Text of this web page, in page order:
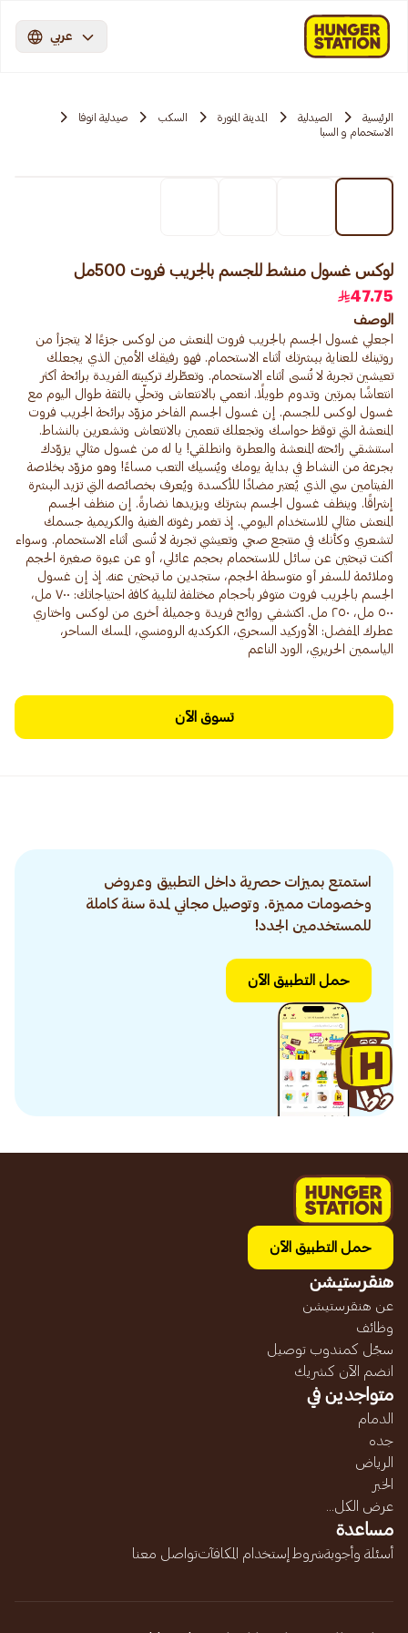
عربي
الرئيسية الصيدلية المدينة المنورة السكب
صيدلية انوفا
الاستحمام و السبا
لوكس غسول منشط للجسم بالجريب فروت 500مل
47.75
الوصف
اجعلي غسول الجسم بالجريب فروت المنعش من لوكس جزءًا لا يتجزأ من
روتينك للعناية ببشرتك أثناء الاستحمام. فهو رفيقك الأمين الذي يجعلك
تعيشين تجربة لا تُنسى أثناء الاستحمام. وتعطّرك تركيبته الفريدة برائحة أكثر
انتعاشًا بمرتين وتدوم طويلًا. انعمي بالانتعاش وتحلّي بالثقة طوال اليوم مع
غسول لوكس للجسم. إن غسول الجسم الفاخر مزوّد برائحة الجريب فروت
المنعشة التي توقظ حواسك وتجعلك تنعمين بالانتعاش وتشعرين بالنشاط.
استنشقي رائحته المنعشة والعطرة وانطلقي! يا له من غسول مثالي يزوّدك
بجرعة من النشاط في بداية يومك ويُنسيك التعب مساءً! وهو مزوّد بخلاصة
الفيتامين سي الذي يُعتبر مضادًا للأكسدة ويُعرف بخصائصه التي تزيد البشرة
إشراقًا. وينظف غسول الجسم بشرتك ويزيدها نضارةً. إن منظف الجسم
المنعش مثالي للاستخدام اليومي. إذ تغمر رغوته الغنية والكريمية جسمك
لتشعري وكأنك في منتجع صحي وتعيشي تجربة لا تُنسى أثناء الاستحمام. وسواء
أكنت تبحثين عن سائل للاستحمام بحجم عائلي، أو عن عبوة صغيرة الحجم
وملائمة للسفر أو متوسطة الحجم، ستجدين ما تبحثين عنه. إذ إن غسول
الجسم بالجريب فروت متوفر بأحجام مختلفة لتلبية كافة احتياجاتك: ٧٠٠ مل،
٥٠٠ مل، ٢٥٠ مل. اكتشفي روائح فريدة وجميلة أخرى من لوكس واختاري
عطرك المفضل: الأوركيد السحري، الكركديه الرومنسي، المسك الساحر،
الياسمين الحريري، الورد الناعم
تسوق الآن
استمتع بميزات حصرية داخل التطبيق وعروض
وخصومات مميزة. وتوصيل مجاني لمدة سنة كاملة
للمستخدمين الجدد!
حمل التطبيق الآن
حمل التطبيق الآن
هنقرستيشن
عن هنقرستيشن
وظائف
سجّل كمندوب توصيل
انضم الآن كشريك
متواجدين في
الدمام
جده
الرياض
الخبر
عرض الكل...
مساعدة
أسئلة وأجوبةشروط إستخدام المكافآتتواصل معنا